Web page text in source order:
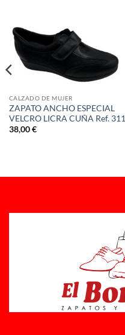
CALZADO DE MUJER
ZAPATO ANCHO ESPECIAL
VELCRO LICRA CUÑA Ref. 311
38,00€